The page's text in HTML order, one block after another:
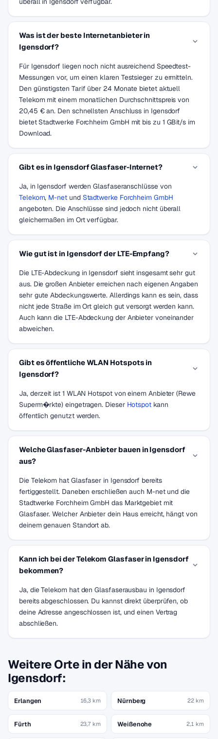
Was ist der beste Internetanbieter in
Igensdorf?
Für Igensdorf liegen noch nicht ausreichend Speedtest-
Messungen vor, um einen klaren Testsieger zu ermitteln.
Den günstigsten Tarif über 24 Monate bietet aktuell
Telekom mit einem monatlichen Durchschnittspreis von
20,45 € an. Den schnellsten Anschluss in Igensdorf
bietet Stadtwerke Forchheim GmbH mit bis zu 1 GBit/s im
Download.
Gibt es in Igensdorf Glasfaser-Internet?
Ja, in Igensdorf werden Glasfaseranschlüsse von
Telekom, M-netund Stadtwerke Forchheim GmbH
angeboten. Die Anschlüsse sind jedoch nicht überall
gleichermaßen im Ort verfügbar.
Wie gut ist in Igensdorf der LTE-Empfang?
Die LTE-Abdeckung in Igensdorf sieht insgesamt sehr gut
aus. Die großen Anbieter erreichen nach eigenen Angaben
sehr gute Abdeckungswerte. Allerdings kann es sein, dass
nicht jede Straße im Ort gleich gut versorgt werden kann.
Auch kann die LTE-Abdeckung der Anbieter voneinander
abweichen.
Gibt es öffentliche WLAN Hotspots in
Igensdorf?
Ja, derzeit ist 1 WLAN Hotspot von einem Anbieter (Rewe
Superm�rkte) eingetragen. Dieser Hotspot kann
öffentlich genutzt werden.
Welche Glasfaser-Anbieter bauen in Igensdorf
aus?
Die Telekom hat Glasfaser in Igensdorf bereits
fertiggestellt. Daneben erschließen auch M-net und die
Stadtwerke Forchheim GmbH das Marktgebiet mit
Glasfaser. Welcher Anbieter dein Haus erreicht, hängt von
deinem genauen Standort ab.
Kann ich bei der Telekom Glasfaser in Igensdorf
bekommen?
Ja, die Telekom hat den Glasfaserausbau in Igensdorf
bereits abgeschlossen. Du kannst direkt überprüfen, ob
deine Adresse angeschlossen ist, und einen Vertrag
abschließen.
Weitere Orte in der Nähe von
Igensdorf:
Erlangen 16,3 km Nürnberg 22 km
Fürth 23,7 km Weißenohe 2,1 km